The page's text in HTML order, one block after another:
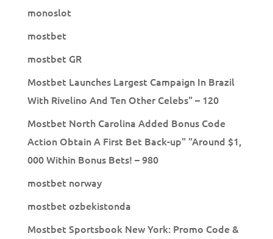
monoslot
mostbet
mostbet GR
Mostbet Launches Largest Campaign In Brazil
With Rivelino And Ten Other Celebs" – 120
Mostbet North Carolina Added Bonus Code
Action Obtain A First Bet Back-up" "Around $1,
000 Within Bonus Bets! – 980
mostbet norway
mostbet ozbekistonda
Mostbet Sportsbook New York: Promo Code &